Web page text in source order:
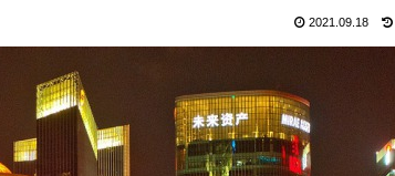
2021.09.18